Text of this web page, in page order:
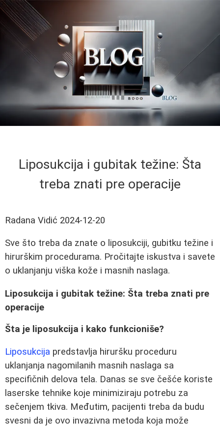
Liposukcija i gubitak težine: Šta
treba znati pre operacije
Radana Vidić 2024-12-20
Sve što treba da znate o liposukciji, gubitku težine i
hirurškim procedurama. Pročitajte iskustva i savete
o uklanjanju viška kože i masnih naslaga.
Liposukcija i gubitak težine: Šta treba znati pre
operacije
Šta je liposukcija i kako funkcioniše?
Liposukcija predstavlja hiruršku proceduru
uklanjanja nagomilanih masnih naslaga sa
specifičnih delova tela. Danas se sve češće koriste
laserske tehnike koje minimiziraju potrebu za
sečenjem tkiva. Međutim, pacijenti treba da budu
svesni da je ovo invazivna metoda koja može